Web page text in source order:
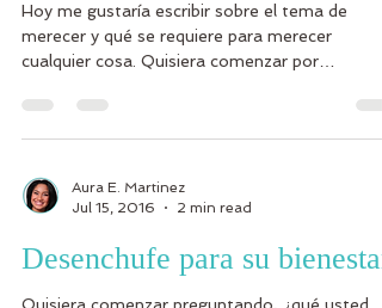
Hoy me gustaría escribir sobre el tema de
merecer y qué se requiere para merecer
cualquier cosa. Quisiera comenzar por
Aura E. Martinez
Jul 15, 2016
2 min read
Desenchufe para su bienestar